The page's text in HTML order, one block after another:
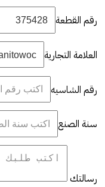
رقم القطعة
العلامة التجارية
رقم الشاسيه
سنة الصنع
رسالتك